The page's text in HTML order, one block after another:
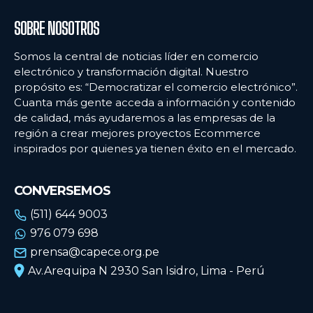
SOBRE NOSOTROS
Somos la central de noticias líder en comercio
electrónico y transformación digital. Nuestro
propósito es: “Democratizar el comercio electrónico”.
Cuanta más gente acceda a información y contenido
de calidad, más ayudaremos a las empresas de la
región a crear mejores proyectos Ecommerce
inspirados por quienes ya tienen éxito en el mercado.
CONVERSEMOS
(511) 644 9003
976 079 698
prensa@capece.org.pe
Av.Arequipa N 2930 San Isidro, Lima - Perú